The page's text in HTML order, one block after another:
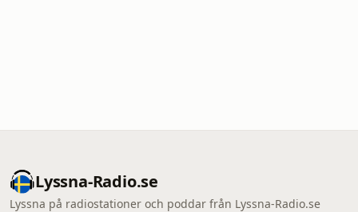
Lyssna-Radio.se
Lyssna på radiostationer och poddar från Lyssna-Radio.se